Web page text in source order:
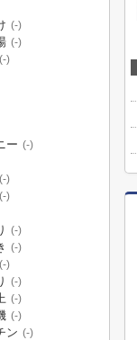
(-)
(-)
(-)
ー (-)
(-)
(-)
(-)
(-)
(-)
(-)
(-)
(-)
ン (-)